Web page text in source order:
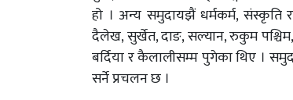
हो । अन्य समुदायझैं धर्मकर्म, संस्कृति
दैलेख, सुर्खेत, दाङ, सल्यान, रुकुम पश्चिम,
बर्दिया र कैलालीसम्म पुगेका थिए ।
सर्ने प्रचलन छ ।